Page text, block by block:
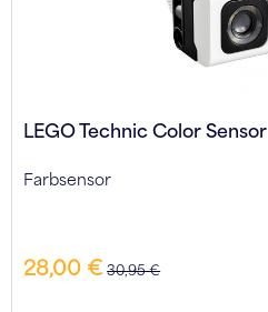
LEGO Technic Color Sensor
Farbsensor
28,00 € 30,95 €